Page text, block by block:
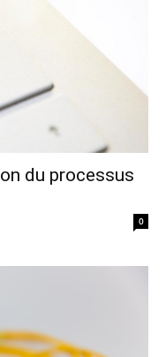
du processus
0